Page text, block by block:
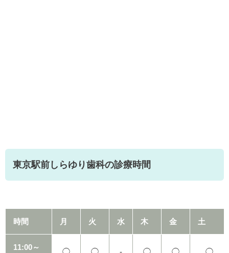
東京駅前しらゆり歯科の診療時間
時間 月 火 水 木 金 土
11:00～